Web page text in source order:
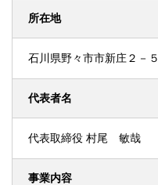
所在地
石川県野々市市新庄２－５
代表者名
代表取締役 村尾 敏哉
事業内容